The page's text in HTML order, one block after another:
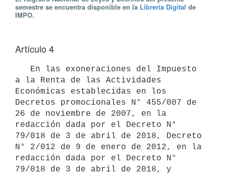
semestre se encuentra disponible en la Librería Digital de
IMPO.
Artículo 4
a la Renta de las Actividades
Económicas establecidas en los
Decretos promocionales N° 455/007 de
26 de noviembre de 2007, en la
redacción dada por el Decreto N°
79/018 de 3 de abril de 2018, Decreto
N° 2/012 de 9 de enero de 2012, en la
redacción dada por el Decreto N°
79/018 de 3 de abril de 2018, y